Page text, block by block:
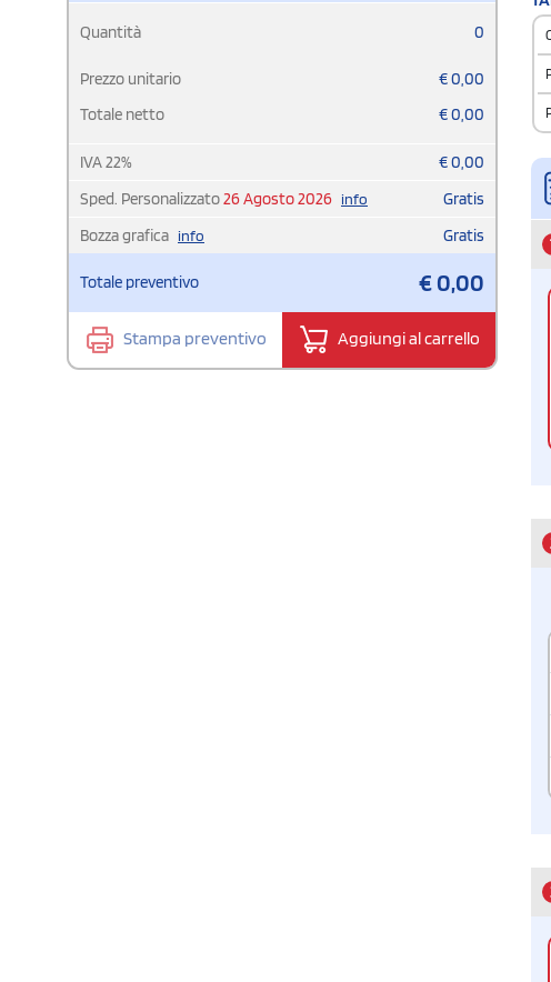
Quantità 0
Prezzo unitario €0,00
Totale netto
€0,00
IVA22% €0,00
Sped. Personalizzato26 Agosto 2026 info
Gratis
Bozza grafica info Gratis
Totale preventivo €0,00
Stampa preventivo Aggiungi al carrello